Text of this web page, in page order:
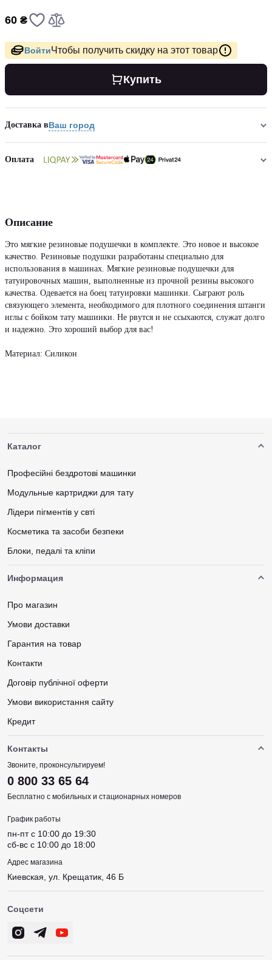
60 ₴
ВойтиЧтобы получить скидку на этот товар
Купить
Доставка вВаш город
Оплата
Описание
Это мягкие резиновые подушечки в комплекте. Это новое и высокое
качество. Резиновые подушки разработаны специально для
использования в машинах. Мягкие резиновые подушечки для
татуировочных машин, выполненные из прочной резины высокого
качества. Одевается на боец татуировки машинки. Сыграют роль
связующего элемента, необходимого для плотного соединения штанги
иглы с бойком тату машинки. Не рвутся и не ссыхаются, служат долго
и надежно. Это хороший выбор для вас!
Материал: Силикон
Каталог
Професійні бездротові машинки
Модульные картриджи для тату
Лідери пігментів у свті
Косметика та засоби безпеки
Блоки, педалі та кліпи
Информация
Про магазин
Умови доставки
Гарантия на товар
Контакти
Договір публічної оферти
Умови використання сайту
Кредит
Контакты
Звоните, проконсультируем!
0 800 33 65 64
Бесплатно с мобильных и стационарных номеров
График работы
пн-пт c 10:00 до 19:30
сб-вс c 10:00 до 18:00
Адрес магазина
Киевская, ул. Крещатик, 46 Б
Соцсети